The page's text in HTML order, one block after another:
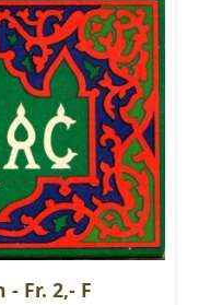
Fr. 2,- F